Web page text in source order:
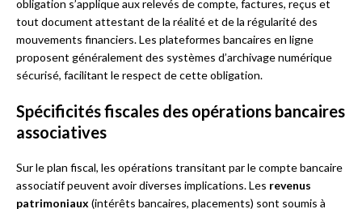
obligation s’applique aux relevés de compte, factures, reçus et
tout document attestant de la réalité et de la régularité des
mouvements financiers. Les plateformes bancaires en ligne
proposent généralement des systèmes d’archivage numérique
sécurisé, facilitant le respect de cette obligation.
Spécificités fiscales des opérations bancaires
associatives
Sur le plan fiscal, les opérations transitant par le compte bancaire
associatif peuvent avoir diverses implications. Les revenus
patrimoniaux (intérêts bancaires, placements) sont soumis à